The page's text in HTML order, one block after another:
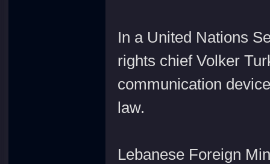
In a United Nations
rights chief Volker
communication
law.
Lebanese Foreign